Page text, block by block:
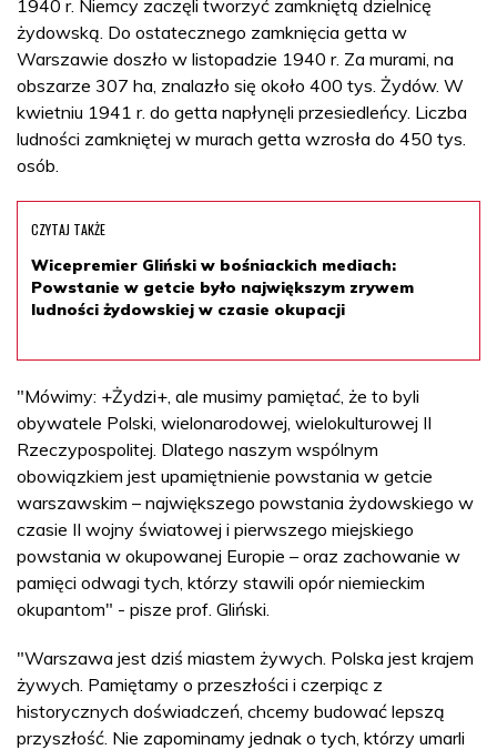
1940 r. Niemcy zaczęli tworzyć zamkniętą dzielnicę
żydowską. Do ostatecznego zamknięcia getta w
Warszawie doszło w listopadzie 1940 r. Za murami, na
obszarze 307 ha, znalazło się około 400 tys. Żydów. W
kwietniu 1941 r. do getta napłynęli przesiedleńcy. Liczba
ludności zamkniętej w murach getta wzrosła do 450 tys.
osób.
CZYTAJ TAKŻE
Wicepremier Gliński w bośniackich mediach:
Powstanie w getcie było największym zrywem
ludności żydowskiej w czasie okupacji
"Mówimy: +Żydzi+, ale musimy pamiętać, że to byli
obywatele Polski, wielonarodowej, wielokulturowej II
Rzeczypospolitej. Dlatego naszym wspólnym
obowiązkiem jest upamiętnienie powstania w getcie
warszawskim – największego powstania żydowskiego w
czasie II wojny światowej i pierwszego miejskiego
powstania w okupowanej Europie – oraz zachowanie w
pamięci odwagi tych, którzy stawili opór niemieckim
okupantom" - pisze prof. Gliński.
"Warszawa jest dziś miastem żywych. Polska jest krajem
żywych. Pamiętamy o przeszłości i czerpiąc z
historycznych doświadczeń, chcemy budować lepszą
przyszłość. Nie zapominamy jednak o tych, którzy umarli